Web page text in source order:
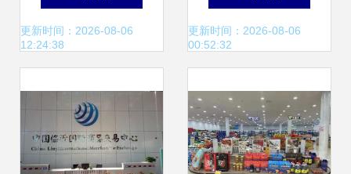
爆招商 诚信邀您共
更新时间：2026-08-06
12:24:38
融博商品交易中
更新时间：2026-08-06
00:52:32